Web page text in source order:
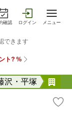
確認 ログイン メニュー
沢・平塚